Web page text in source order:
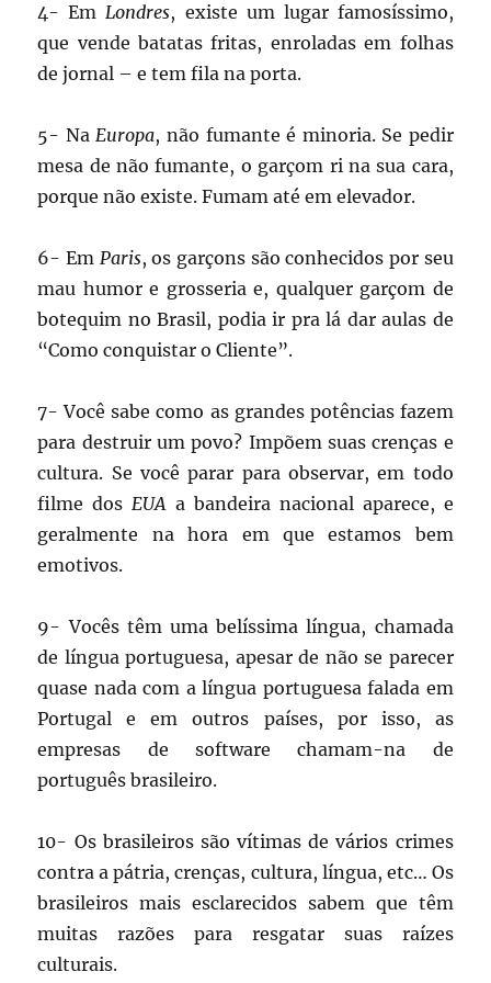
4- EmLondres, existe um lugar famosíssimo,
que vende batatas fritas, enroladas em folhas
de jornal – e tem fila na porta.
5- NaEuropa, não fumante é minoria. Se pedir
mesa de não fumante, o garçom ri na sua cara,
porque não existe. Fumam até em elevador.
6- Em Paris, os garçons são conhecidos por seu
mau humor e grosseria e, qualquer garçom de
botequim no Brasil, podia ir pra lá dar aulas de
“Como conquistar o Cliente”.
7- Você sabe como as grandes potências fazem
para destruir um povo? Impõem suas crenças e
cultura. Se você parar para observar, em todo
filme dosEUA a bandeira nacional aparece, e
geralmente na hora em que estamos bem
emotivos.
9- Vocês têm uma belíssima língua, chamada
de língua portuguesa, apesar de não se parecer
quase nada com a língua portuguesa falada em
Portugal e em outros países, por isso, as
empresas de software chamam-na de
português brasileiro.
10- Os brasileiros são vítimas de vários crimes
contra a pátria, crenças, cultura, língua, etc… Os
brasileiros mais esclarecidos sabem que têm
muitas razões para resgatar suas raízes
culturais.